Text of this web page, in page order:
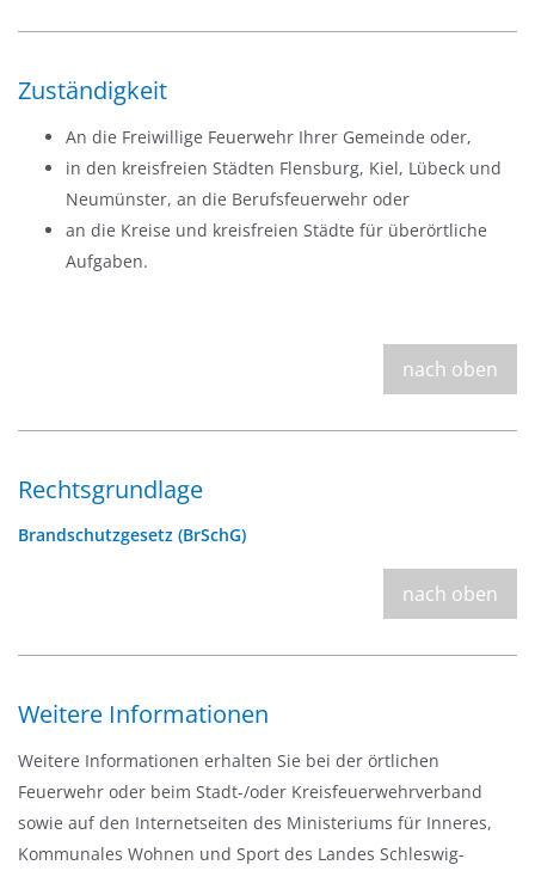
Zuständigkeit
An die Freiwillige Feuerwehr Ihrer Gemeinde oder,
in den kreisfreien Städten Flensburg, Kiel, Lübeck und
Neumünster, an die Berufsfeuerwehr oder
an die Kreise und kreisfreien Städte für überörtliche
Aufgaben.
nach oben
Rechtsgrundlage
Brandschutzgesetz (BrSchG)
nach oben
Weitere Informationen
Weitere Informationen erhalten Sie bei der örtlichen
Feuerwehr oder beim Stadt-/oder Kreisfeuerwehrverband
sowie auf den Internetseiten des Ministeriums für Inneres,
Kommunales Wohnen und Sport des Landes Schleswig-